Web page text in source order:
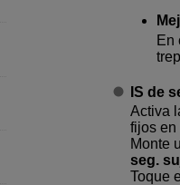
En
IS de
Activa
fijos en
Monte
seg.
Toque